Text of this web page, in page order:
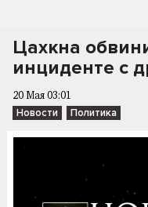
Цахкна
инциденте с
20 Мая 03:01
Новости Политика